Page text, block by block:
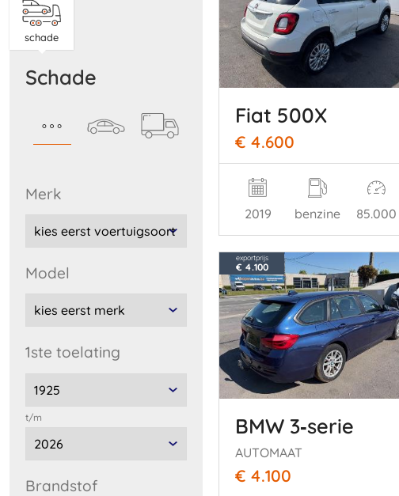
schade
schade
merk
model
1ste toelating
t/m
brandstof
Fiat 500X
€ 4.600
2019 benzine 85.000
exportprijs
€ 4.100
BMW 3‑serie
AUTOMAAT
€ 4.100